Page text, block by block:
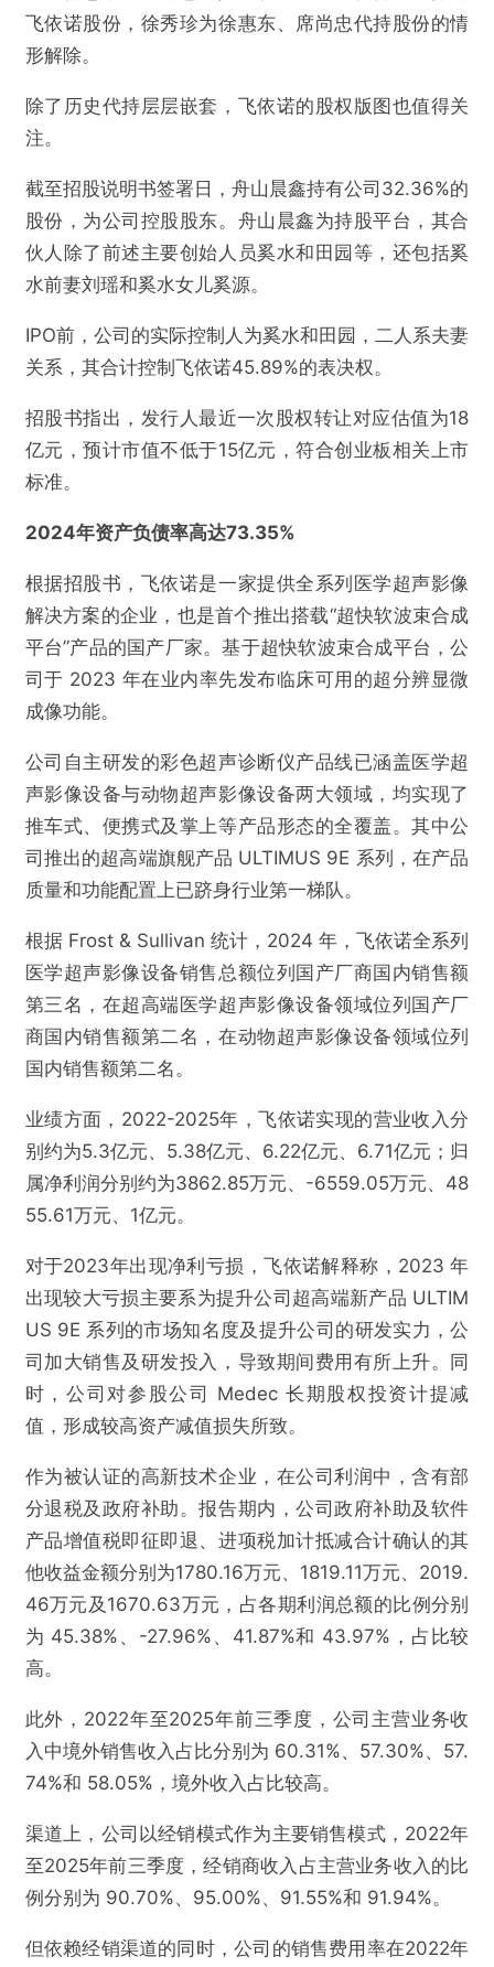
@雷达财经
飞依诺IPO：负债率数倍于同行，与GE医疗诉讼
纠纷待解
欺诈 色情 诱导行为
不实信息 违法犯罪 其他
飞依诺股份，徐秀珍为徐惠东、席尚忠代持股份的情
形解除。
除了历史代持层层嵌套，飞依诺的股权版图也值得关
注。
截至招股说明书签署日，舟山晨鑫持有公司32.36%的
股份，为公司控股股东。舟山晨鑫为持股平台，其合
伙人除了前述主要创始人员奚水和田园等，还包括奚
水前妻刘瑶和奚水女儿奚源。
IPO前，公司的实际控制人为奚水和田园，二人系夫妻
关系，其合计控制飞依诺45.89%的表决权。
招股书指出，发行人最近一次股权转让对应估值为18
亿元，预计市值不低于15亿元，符合创业板相关上市
标准。
2024年资产负债率高达73.35%
根据招股书，飞依诺是一家提供全系列医学超声影像
解决方案的企业，也是首个推出搭载“超快软波束合成
平台”产品的国产厂家。基于超快软波束合成平台，公
司于 2023 年在业内率先发布临床可用的超分辨显微
成像功能。
公司自主研发的彩色超声诊断仪产品线已涵盖医学超
声影像设备与动物超声影像设备两大领域，均实现了
推车式、便携式及掌上等产品形态的全覆盖。其中公
司推出的超高端旗舰产品 ULTIMUS 9E 系列，在产品
质量和功能配置上已跻身行业第一梯队。
根据 Frost & Sullivan 统计，2024 年，飞依诺全系列
医学超声影像设备销售总额位列国产厂商国内销售额
第三名，在超高端医学超声影像设备领域位列国产厂
商国内销售额第二名，在动物超声影像设备领域位列
国内销售额第二名。
业绩方面，2022-2025年，飞依诺实现的营业收入分
别约为5.3亿元、5.38亿元、6.22亿元、6.71亿元；归
属净利润分别约为3862.85万元、-6559.05万元、48
55.61万元、1亿元。
对于2023年出现净利亏损，飞依诺解释称，2023 年
出现较大亏损主要系为提升公司超高端新产品 ULTIM
US 9E 系列的市场知名度及提升公司的研发实力，公
司加大销售及研发投入，导致期间费用有所上升。同
时，公司对参股公司 Medec 长期股权投资计提减
值，形成较高资产减值损失所致。
作为被认证的高新技术企业，在公司利润中，含有部
分退税及政府补助。报告期内，公司政府补助及软件
产品增值税即征即退、进项税加计抵减合计确认的其
他收益金额分别为1780.16万元、1819.11万元、2019.
46万元及1670.63万元，占各期利润总额的比例分别
为 45.38%、-27.96%、41.87%和 43.97%，占比较
高。
此外，2022年至2025年前三季度，公司主营业务收
入中境外销售收入占比分别为 60.31%、57.30%、57.
74%和 58.05%，境外收入占比较高。
渠道上，公司以经销模式作为主要销售模式，2022年
至2025年前三季度，经销商收入占主营业务收入的比
例分别为 90.70%、95.00%、91.55%和 91.94%。
但依赖经销渠道的同时，公司的销售费用率在2022年